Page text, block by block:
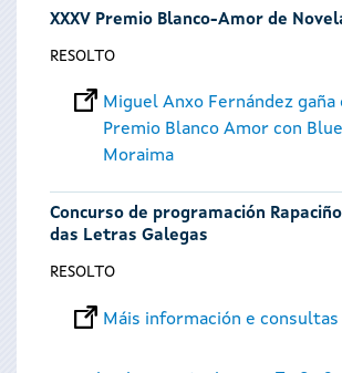
XXXV Premio Blanco-Amor de
RESOLTO
Miguel Anxo Fernández gaña
Premio Blanco Amor con
Moraima
Concurso de programación
das Letras Galegas
RESOLTO
Máis información e consultas
Páxinas